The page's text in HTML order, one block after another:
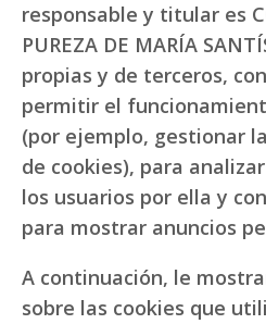
responsable y titular es
PUREZA DE MARÍA
propias y de terceros,
permitir el
(por ejemplo, gestionar
de cookies), para
los usuarios por ella y
para mostrar anuncios
A continuación, le
sobre las cookies que